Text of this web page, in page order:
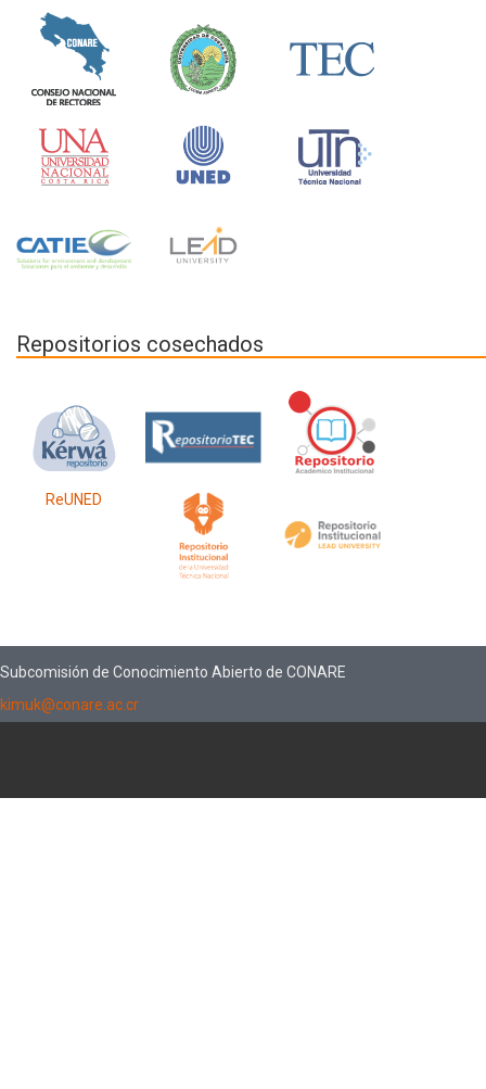
Repositorios cosechados
ReUNED
Subcomisión de Conocimiento Abierto de CONARE
kimuk@conare.ac.cr